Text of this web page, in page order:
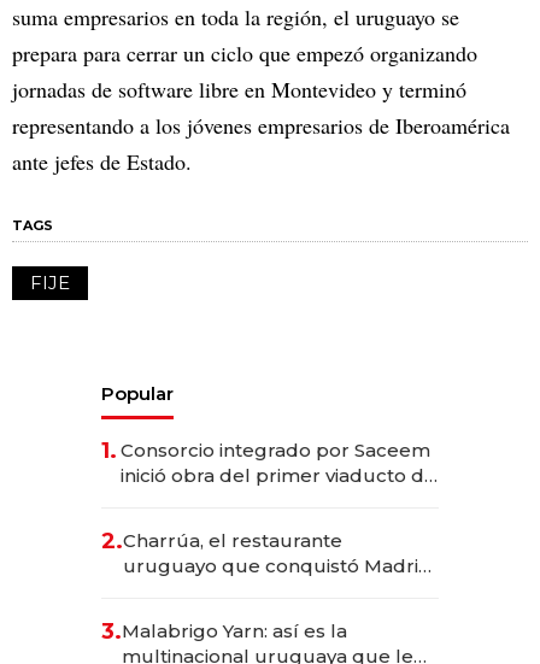
suma empresarios en toda la región, el uruguayo se
prepara para cerrar un ciclo que empezó organizando
jornadas de software libre en Montevideo y terminó
representando a los jóvenes empresarios de Iberoamérica
ante jefes de Estado.
TAGS
FIJE
Popular
1. Consorcio integrado por Saceem
inició obra del primer viaducto de
millones
2.Charrúa, el restaurante
uruguayo que conquistó Madrid:
anticipación y prepara apertura
3.Malabrigo Yarn: así es la
multinacional uruguaya que le